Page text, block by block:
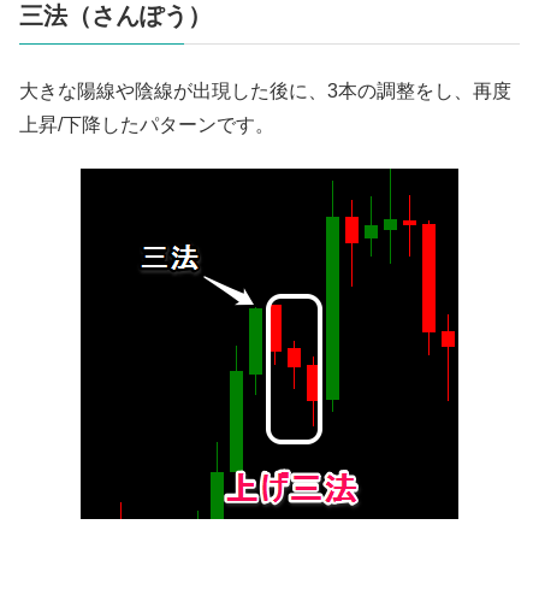
三法（さんぽう）
大きな陽線や陰線が出現した後に、3本の調整をし、再度
上昇/下降したパターンです。